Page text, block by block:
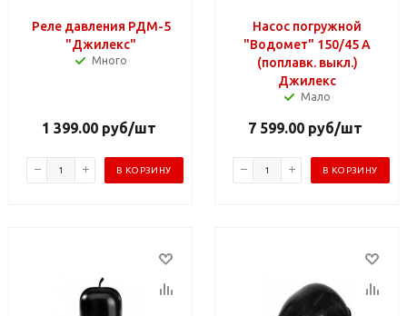
Реле давления РДМ-5
"Джилекс"
Много
1 399.00 руб/шт
В КОРЗИНУ
Насос погружной
"Водомет" 150/45 А
(поплавк. выкл.)
Джилекс
Мало
7 599.00 руб/шт
В КОРЗИНУ